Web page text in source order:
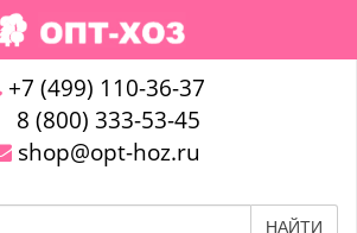
+7 (499) 110-36-37
8 (800) 333-53-45
shop@opt-hoz.ru
НАЙТИ